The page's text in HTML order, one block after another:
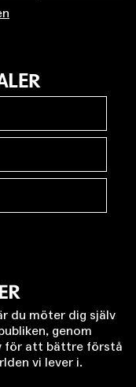
du möter dig själv
genom
för att bättre förstå
vi lever i.